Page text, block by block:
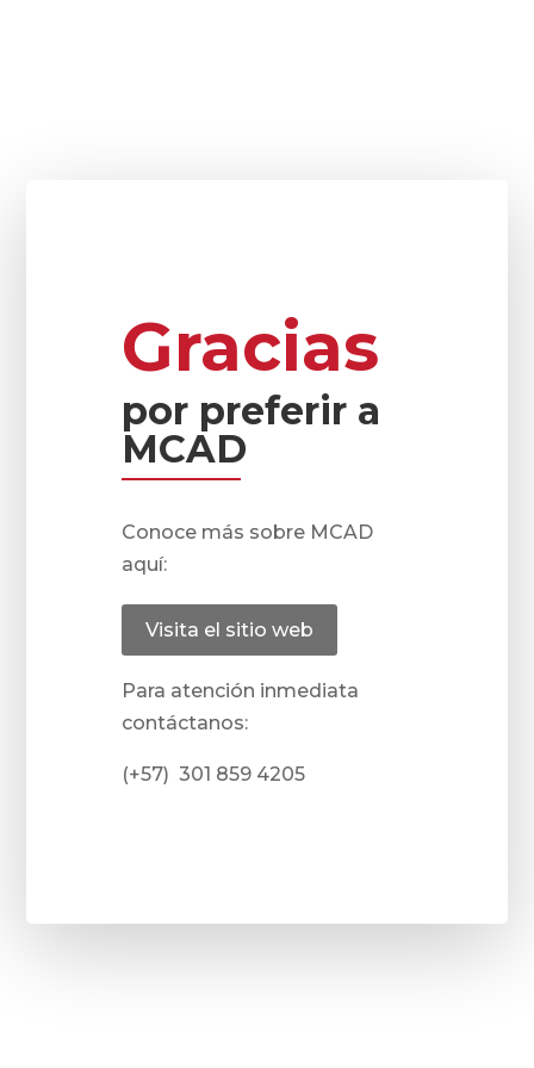
Gracias
por preferir a
MCAD
Conoce más sobre MCAD
aquí:
Visita el sitio web
Para atención inmediata
contáctanos:
(+57) 301 859 4205